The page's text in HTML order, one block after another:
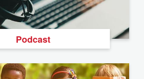
Podcast